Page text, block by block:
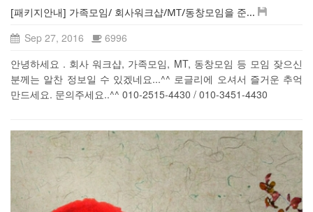
[패키지안내] 가족모임/ 회사워크샵/MT/동창모임을 준...
Sep 27, 2016
6996
안녕하세요 . 회사 워크샵, 가족모임, MT, 동창모임 등 모임 잦으신
분께는 알찬 정보일 수 있겠네요...^^ 로글리에 오셔서 즐거운 추억
만드세요. 문의주세요..^^ 010-2515-4430 / 010-3451-4430